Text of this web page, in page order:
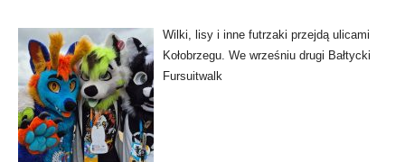
Wilki, lisy i inne futrzaki przejdą ulicami
Kołobrzegu. We wrześniu drugi Bałtycki
Fursuitwalk